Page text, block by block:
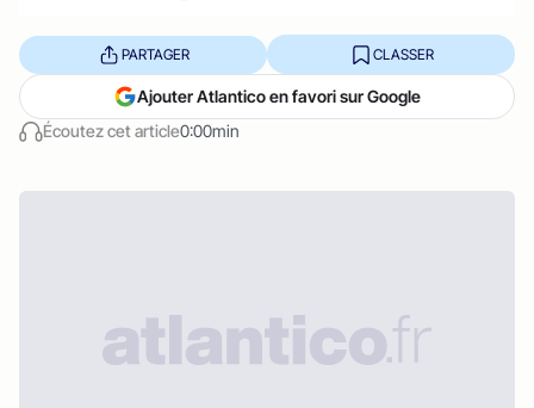
Écoutez cet article0:00min
PARTAGER CLASSER
Ajouter Atlantico en favori sur Google